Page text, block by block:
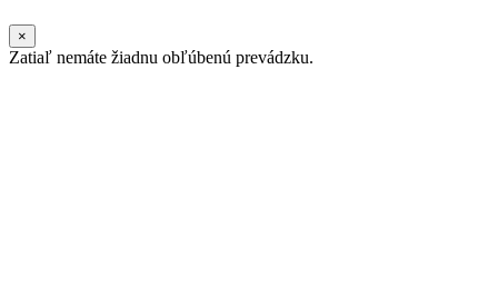
×
Zatiaľ nemáte žiadnu obľúbenú prevádzku.